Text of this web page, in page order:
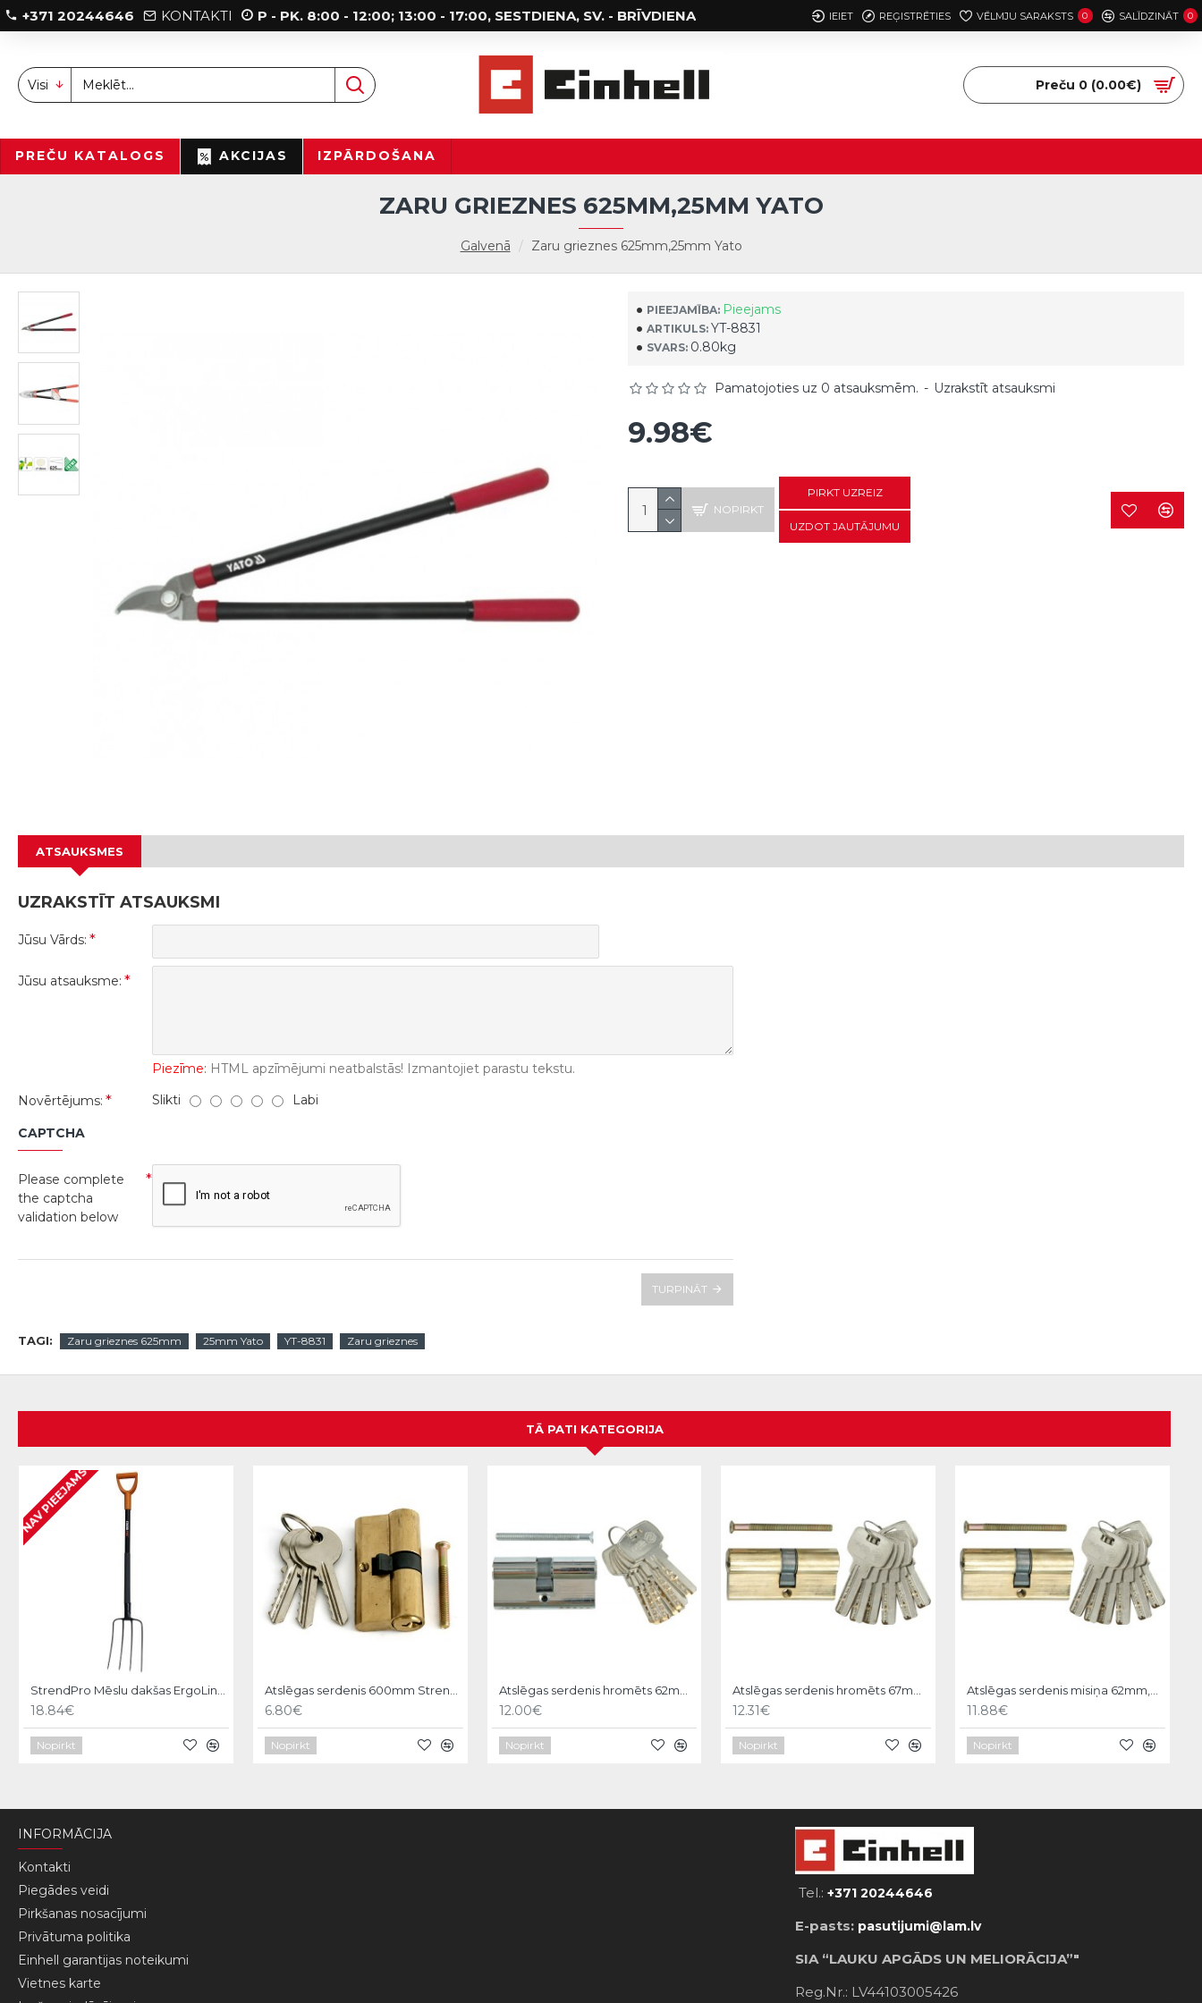
+371 20244646 KONTAKTI P - PK. 8:00 - 12:00; 13:00 - 17:00, SESTDIENA, SV. - BRĪVDIENA IEIET REĢISTRĒTIES VĒLMJU SARAKSTS 0 SALĪDZINĀT 0
Visi Preču 0 (0.00€)
PREČU KATALOGS AKCIJAS IZPĀRDOŠANA
Galvenā Zaru grieznes 625mm,25mm Yato
ZARU GRIEZNES 625MM,25MM YATO
PIEEJAMĪBA: Pieejams
ARTIKULS: YT-8831
SVARS: 0.80kg
Pamatojoties uz 0 atsauksmēm. - Uzrakstīt atsauksmi
9.98€
NOPIRKT
PIRKT UZREIZ
UZDOT JAUTĀJUMU
ATSAUKSMES
UZRAKSTĪT ATSAUKSMI
Jūsu Vārds:
Jūsu atsauksme:
Piezīme: HTML apzīmējumi neatbalstās! Izmantojiet parastu tekstu.
Novērtējums:
Slikti Labi
CAPTCHA
Please complete
the captcha
validation below
TURPINĀT
TAGI: Zaru grieznes 625mm 25mm Yato YT-8831 Zaru grieznes
TĀ PATI KATEGORIJA
NAV PIEEJAMS
18.84€
Nopirkt
6.80€
Nopirkt
12.00€
Nopirkt
12.31€
Nopirkt
11.88€
Nopirkt
INFORMĀCIJA
Kontakti
Piegādes veidi
Pirkšanas nosacījumi
Privātuma politika
Einhell garantijas noteikumi
Vietnes karte
Tel.:+371 20244646
E-pasts: pasutijumi@lam.lv
SIA “LAUKU APGĀDS UN MELIORĀCIJA”"
Reg.Nr.: LV44103005426